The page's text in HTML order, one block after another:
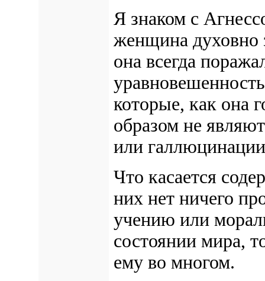
Я знаком с
женщина духовно
она всегда
которые, как она
образом не
или
Что касается
них нет ничего
учению или
состоянии мира,
ему во многом.